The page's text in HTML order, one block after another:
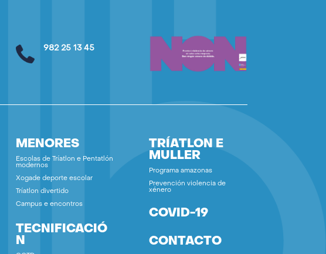
982 25 13 45
MENORES
Escolas de Tríatlon e Pentatlón
modernos
Xogade deporte escolar
Tríatlon divertido
Campus e encontros
TECNIFICACIÓ
N
TRÍATLON E
MULLER
Programa amazonas
Prevención violencia de
xénero
COVID-19
CONTACTO